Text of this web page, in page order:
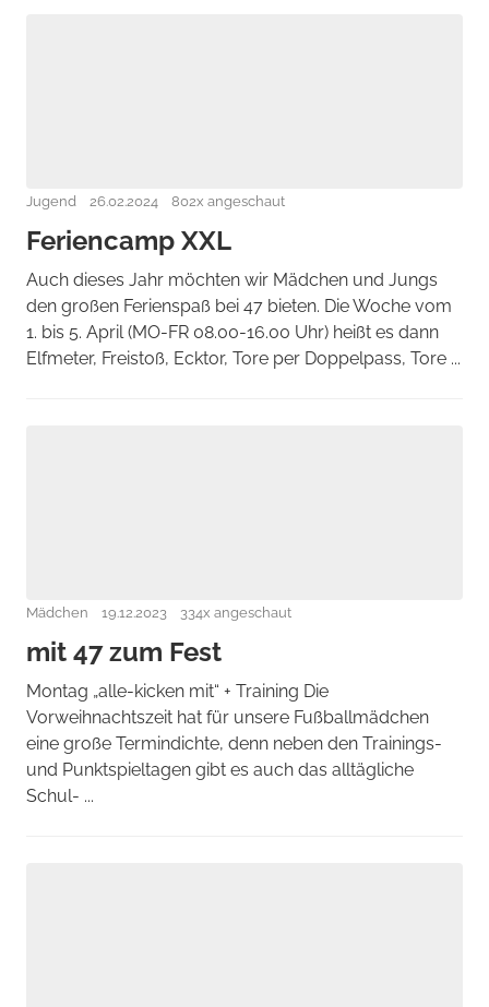
Jugend 26.02.2024 802x angeschaut
Feriencamp XXL
Auch dieses Jahr möchten wir Mädchen und Jungs
den großen Ferienspaß bei 47 bieten. Die Woche vom
1. bis 5. April (MO-FR 08.00-16.00 Uhr) heißt es dann
Elfmeter, Freistoß, Ecktor, Tore per Doppelpass, Tore ...
Mädchen 19.12.2023 334x angeschaut
mit 47 zum Fest
Montag „alle-kicken mit“ + Training Die
Vorweihnachtszeit hat für unsere Fußballmädchen
eine große Termindichte, denn neben den Trainings-
und Punktspieltagen gibt es auch das alltägliche
Schul- ...